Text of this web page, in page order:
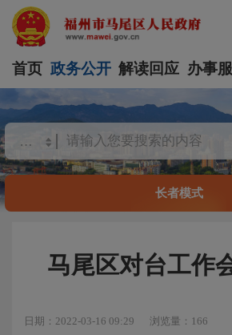
首页 政务公开 解读回应 办事
长者模式
马尾区对台工作
日期：2022-03-16 09:29 浏览量：166